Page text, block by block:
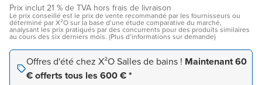
Prix inclut 21 % de TVA hors frais de livraison
Le prix conseillé est le prix de vente recommandé par les fournisseurs ou
déterminé par X²O sur la base d’une étude comparative du marché,
analysant les prix pratiqués par des concurrents pour des produits similaires
au cours des six derniers mois. (Plus d’informations sur demande)
Offres d'été chez X²O Salles de bains ! Maintenant 60
€ offerts tous les 600 € *